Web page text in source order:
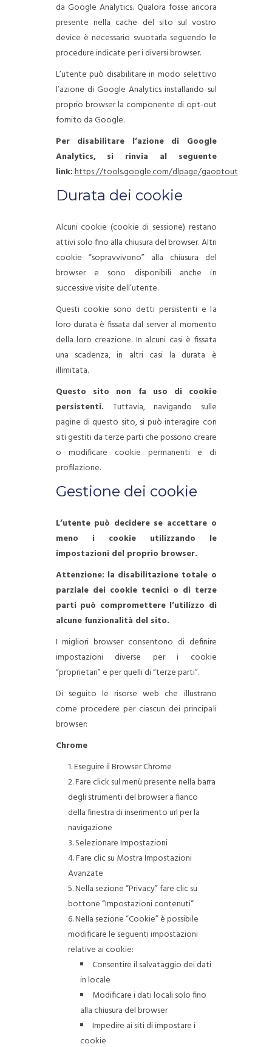
da Google Analytics. Qualora fosse ancora
presente nella cache del sito sul vostro
device è necessario svuotarla seguendo le
procedure indicate per i diversi browser.
L’utente può disabilitare in modo selettivo
l’azione di Google Analytics installando sul
proprio browser la componente di opt-out
fornito da Google.
Per disabilitare l’azione di Google
Analytics, si rinvia al seguente
link:https://tools.google.com/dlpage/gaoptout
Durata dei cookie
Alcuni cookie (cookie di sessione) restano
attivi solo fino alla chiusura del browser. Altri
cookie “sopravvivono” alla chiusura del
browser e sono disponibili anche in
successive visite dell’utente.
Questi cookie sono detti persistenti e la
loro durata è fissata dal server al momento
della loro creazione. In alcuni casi è fissata
una scadenza, in altri casi la durata è
illimitata.
Questo sito non fa uso di cookie
persistenti. Tuttavia, navigando sulle
pagine di questo sito, si può interagire con
siti gestiti da terze parti che possono creare
o modificare cookie permanenti e di
profilazione.
Gestione dei cookie
L’utente può decidere se accettare o
meno i cookie utilizzando le
impostazioni del proprio browser.
Attenzione: la disabilitazione totale o
parziale dei cookie tecnici o di terze
parti può compromettere l’utilizzo di
alcune funzionalità del sito.
I migliori browser consentono di definire
impostazioni diverse per i cookie
“proprietari” e per quelli di “terze parti”.
Di seguito le risorse web che illustrano
come procedere per ciascun dei principali
browser:
Chrome
Eseguire il Browser Chrome
Fare click sul menù presente nella barra
degli strumenti del browser a fianco
della finestra di inserimento url per la
navigazione
Selezionare Impostazioni
Fare clic su Mostra Impostazioni
Avanzate
Nella sezione “Privacy” fare clic su
bottone “Impostazioni contenuti“
Nella sezione “Cookie” è possibile
modificare le seguenti impostazioni
relative ai cookie:
Consentire il salvataggio dei dati
in locale
Modificare i dati locali solo fino
alla chiusura del browser
Impedire ai siti di impostare i
cookie